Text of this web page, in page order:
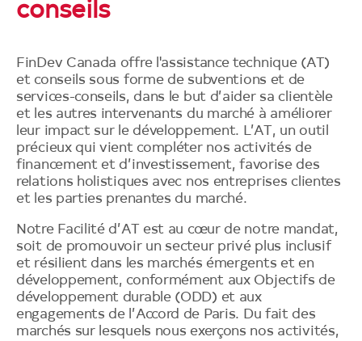
2X Canada
Stratégie 2025 des IFD du G7
Financement mixte
Notre impact
Notre portefeuille
Nos clients
Histoires d'impact
Gouvernance
Rapport annuel 2024
Transparence et communication
Politiques et lignes directrices
Mécanisme de responsabilisation
indépendant
Code d'éthique
Nouvelles
Médias
Événements
Ressources
Navigation
secondaire
Nous joindre
conseils
FinDev Canada offre l'assistance technique (AT)
et conseils sous forme de subventions et de
services-conseils, dans le but d’aider sa clientèle
et les autres intervenants du marché à améliorer
leur impact sur le développement. L’AT, un outil
précieux qui vient compléter nos activités de
financement et d’investissement, favorise des
relations holistiques avec nos entreprises clientes
et les parties prenantes du marché.
Notre Facilité d’AT est au cœur de notre mandat,
soit de promouvoir un secteur privé plus inclusif
et résilient dans les marchés émergents et en
développement, conformément aux Objectifs de
développement durable (ODD) et aux
engagements de l’Accord de Paris. Du fait des
marchés sur lesquels nous exerçons nos activités,